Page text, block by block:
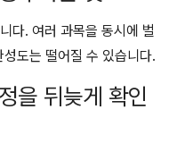
다. 여러 과목을 동시에 벌
도는 떨어질 수 있습니다.
을 뒤늦게 확인